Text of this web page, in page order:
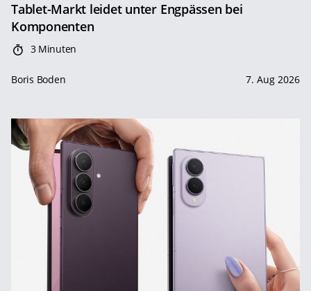
Tablet-Markt leidet unter Engpässen bei
Komponenten
3 Minuten
Boris Boden 7. Aug 2026